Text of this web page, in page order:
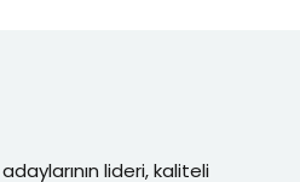
lideri, kaliteli